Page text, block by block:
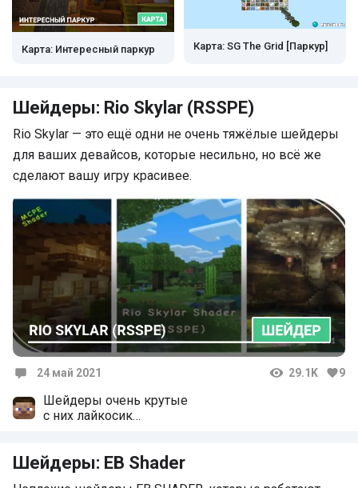
Карта: Интересный паркур Карта: SG The Grid [Паркур]
Шейдеры: Rio Skylar (RSSPE)
Rio Skylar — это ещё одни не очень тяжёлые шейдеры
для ваших девайсов, которые несильно, но всё же
сделают вашу игру красивее.
24 май 2021 29.1K 9
Шейдеры очень крутые
с них лайкосик
Шейдеры: EB Shader